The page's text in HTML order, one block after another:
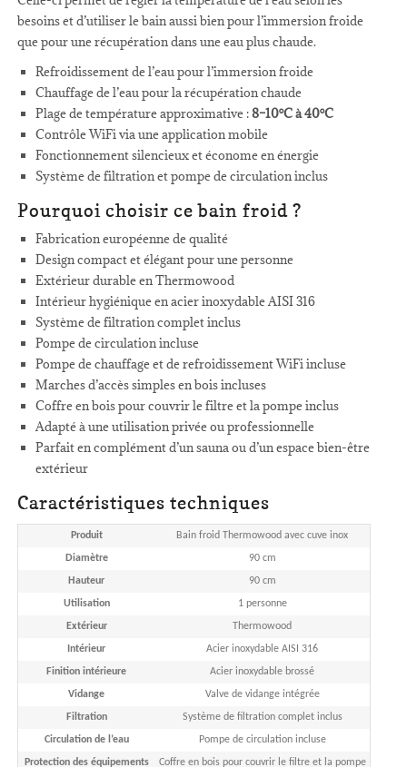
besoins et d’utiliser le bain aussi bien pour l’immersion froide
que pour une récupération dans une eau plus chaude.
Refroidissement de l’eau pour l’immersion froide
Chauffage de l’eau pour la récupération chaude
Plage de température approximative :8–10°C à 40°C
Contrôle WiFi via une application mobile
Fonctionnement silencieux et économe en énergie
Système de filtration et pompe de circulation inclus
Pourquoi choisir ce bain froid ?
Fabrication européenne de qualité
Design compact et élégant pour une personne
Extérieur durable en Thermowood
Intérieur hygiénique en acier inoxydable AISI 316
Système de filtration complet inclus
Pompe de circulation incluse
Pompe de chauffage et de refroidissement WiFi incluse
Marches d’accès simples en bois incluses
Coffre en bois pour couvrir le filtre et la pompe inclus
Adapté à une utilisation privée ou professionnelle
Parfait en complément d’un sauna ou d’un espace bien-être
extérieur
Caractéristiques techniques
Produit Bain froid Thermowood avec cuve inox
Diamètre 90 cm
Hauteur 90 cm
Utilisation 1 personne
Extérieur Thermowood
Intérieur Acier inoxydable AISI 316
Finition intérieure Acier inoxydable brossé
Vidange Valve de vidange intégrée
Filtration Système de filtration complet inclus
Circulation de l’eau Pompe de circulation incluse
Protection des équipements Coffre en bois pour couvrir le filtre et la pompe